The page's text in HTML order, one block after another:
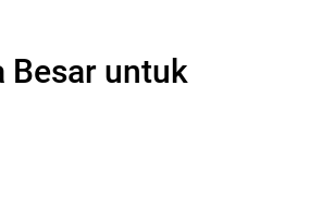
Besar untuk